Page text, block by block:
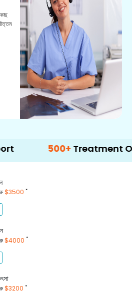
500+ Treatment Options
$3500 *
$4000 *
$3200 *